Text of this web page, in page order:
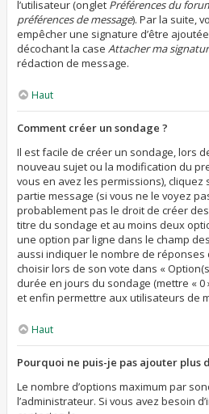
l’utilisateur (onglet Préférences du
préférences de message). Par la suite,
empêcher une signature d’être
décochant la case Attacher ma
rédaction de message.
Haut
Comment créer un sondage ?
Il est facile de créer un sondage, lors
nouveau sujet ou la modification du
vous en avez les permissions), cliquez
partie message (si vous ne le voyez
probablement pas le droit de créer
titre du sondage et au moins deux
une option par ligne dans le champ
aussi indiquer le nombre de réponses
choisir lors de son vote dans «
durée en jours du sondage (mettre «
et enfin permettre aux utilisateurs de
Haut
Pourquoi ne puis-je pas ajouter plus
Le nombre d’options maximum par
l’administrateur. Si vous avez besoin